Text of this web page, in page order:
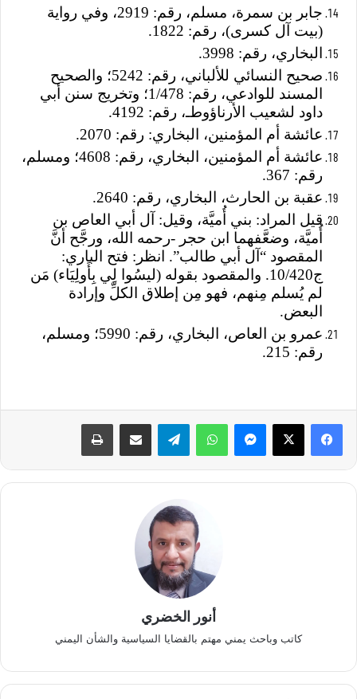
جابر بن سمرة، مسلم، رقم: 2919، وفي رواية
(بيت آل كسرى)، رقم: 1822.
البخاري، رقم: 3998.
صحيح النسائي للألباني، رقم: 5242؛ والصحيح
المسند للوادعي، رقم: 1/478؛ وتخريج سنن أبي
داود لشعيب الأرناؤوطـ، رقم: 4192.
عائشة أم المؤمنين، البخاري: رقم: 2070.
عائشة أم المؤمنين، البخاري، رقم: 4608؛ ومسلم،
رقم: 367.
عقبة بن الحارث، البخاري، رقم: 2640.
قيل المراد: بني أُميَّة، وقيل: آل أبي العاص بن
أُميَّة، وضعَّفهما ابن حجر -رحمه الله، ورجَّح أنَّ
المقصود “آل أبي طالب”. انظر: فتح الباري:
ج10/420. والمقصود بقوله (ليسُوا لِي بِأَولِيَاء) مَن
لم يُسلم مِنهم، فهو مِن إطلاق الكلِّ وإرادة
البعض.
عمرو بن العاص، البخاري، رقم: 5990؛ ومسلم،
رقم: 215.
أنور الخضري
كاتب وباحث يمني مهتم بالقضايا السياسية والشأن اليمني